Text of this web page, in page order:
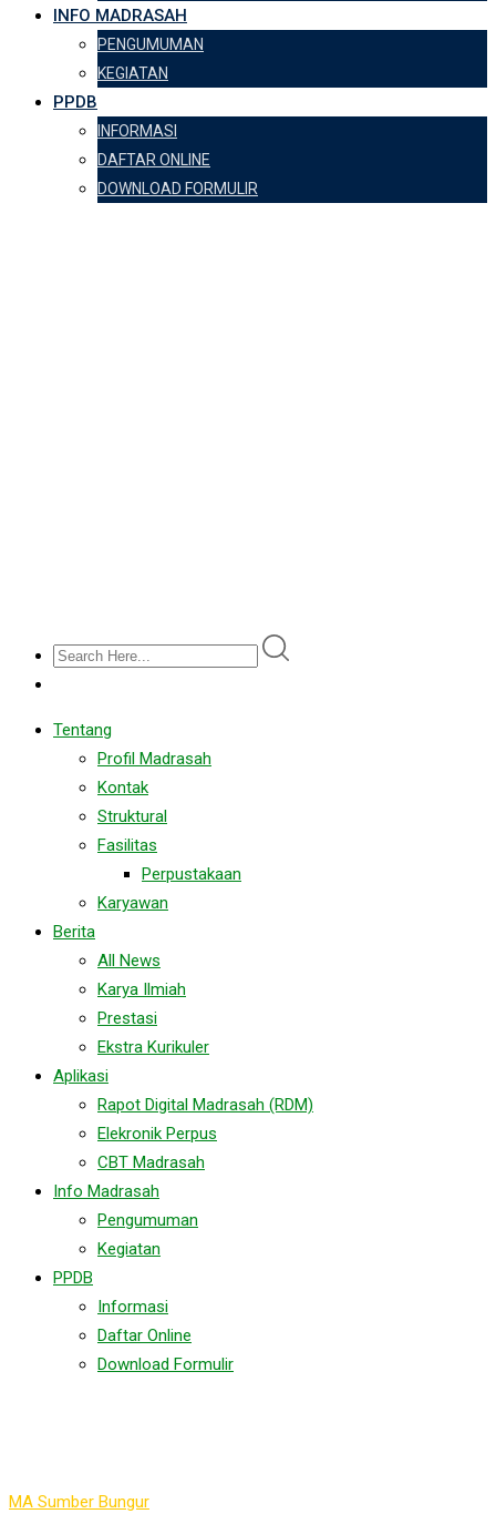
INFO MADRASAH
PENGUMUMAN
KEGIATAN
PPDB
INFORMASI
DAFTAR ONLINE
DOWNLOAD FORMULIR
Tentang
Profil Madrasah
Kontak
Struktural
Fasilitas
Perpustakaan
Karyawan
Berita
All News
Karya Ilmiah
Prestasi
Ekstra Kurikuler
Aplikasi
Rapot Digital Madrasah (RDM)
Elekronik Perpus
CBT Madrasah
Info Madrasah
Pengumuman
Kegiatan
PPDB
Informasi
Daftar Online
Download Formulir
MA Sumber Bungur